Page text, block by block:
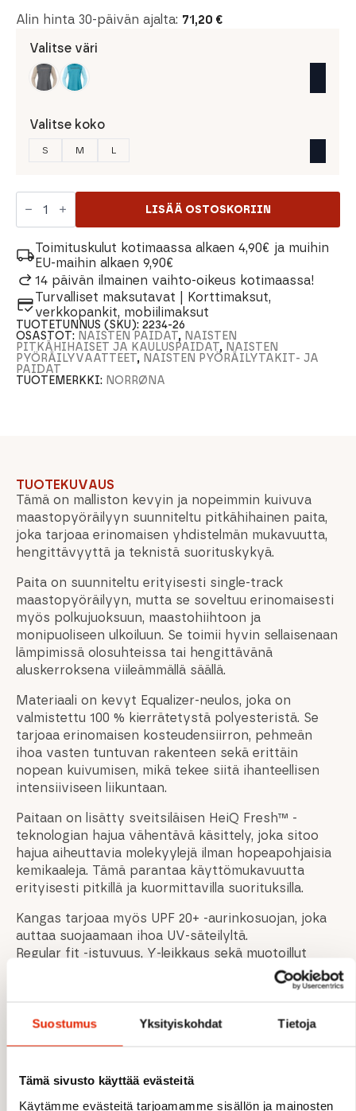
Suostumus Yksityiskohdat Tietoja
Tämä sivusto käyttää evästeitä
Käytämme evästeitä tarjoamamme sisällön ja mainosten
Alin hinta 30-päivän ajalta: 71,20 €
Valitse väri
Valitse koko
S M L
Norrøna
Fjorå
Equalizer
Long
Sleeve
Naisten
Paita
määrä
LISÄÄ OSTOSKORIIN
Toimituskulut kotimaassa alkaen 4,90€ ja muihin
EU-maihin alkaen 9,90€
14 päivän ilmainen vaihto-oikeus kotimaassa!
Turvalliset maksutavat | Korttimaksut,
verkkopankit, mobiilimaksut
TUOTETUNNUS (SKU):2234-26
OSASTOT: NAISTEN PAIDAT, NAISTEN
PITKÄHIHAISET JA KAULUSPAIDAT, NAISTEN
PYÖRÄILYVAATTEET, NAISTEN PYÖRÄILYTAKIT- JA
PAIDAT
TUOTEMERKKI: NORRØNA
OMINAISUUDET
TUOTEKUVAUS
Tämä on malliston kevyin ja nopeimmin kuivuva
maastopyöräilyyn suunniteltu pitkähihainen paita,
joka tarjoaa erinomaisen yhdistelmän mukavuutta,
hengittävyyttä ja teknistä suorituskykyä.
Paita on suunniteltu erityisesti single-track
maastopyöräilyyn, mutta se soveltuu erinomaisesti
myös polkujuoksuun, maastohiihtoon ja
monipuoliseen ulkoiluun. Se toimii hyvin sellaisenaan
lämpimissä olosuhteissa tai hengittävänä
aluskerroksena viileämmällä säällä.
Materiaali on kevyt Equalizer-neulos, joka on
valmistettu 100 % kierrätetystä polyesteristä. Se
tarjoaa erinomaisen kosteudensiirron, pehmeän
ihoa vasten tuntuvan rakenteen sekä erittäin
nopean kuivumisen, mikä tekee siitä ihanteellisen
intensiiviseen liikuntaan.
Paitaan on lisätty sveitsiläisen HeiQ Fresh™ -
teknologian hajua vähentävä käsittely, joka sitoo
hajua aiheuttavia molekyylejä ilman hopeapohjaisia
kemikaaleja. Tämä parantaa käyttömukavuutta
erityisesti pitkillä ja kuormittavilla suorituksilla.
Kangas tarjoaa myös UPF 20+ -aurinkosuojan, joka
auttaa suojaamaan ihoa UV-säteilyltä.
Regular fit -istuvuus, Y-leikkaus sekä muotoillut
hihat parantavat liikkuvuutta pyöräillessä. Pidempi